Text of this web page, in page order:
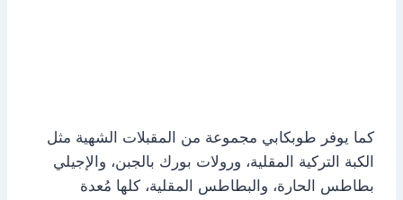
كما يوفر طوبكابي مجموعة من المقبلات الشهية مثل
الكبة التركية المقلية، ورولات بورك بالجبن، والإجيلي
بطاطس الحارة، والبطاطس المقلية، كلها مُعدة